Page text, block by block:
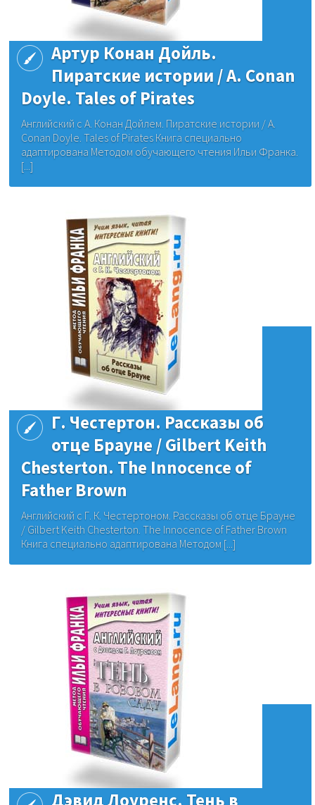
Артур Конан Дойль.
Пиратские истории / A. Conan
Doyle. Tales of Pirates
Английский с А. Конан Дойлем. Пиратские истории / A.
Conan Doyle. Tales of Pirates Книга специально
адаптирована Методом обучающего чтения Ильи Франка.
[...]
Г. Честертон. Рассказы об
отце Брауне / Gilbert Keith
Chesterton. The Innocence of
Father Brown
Английский с Г. К. Честертоном. Рассказы об отце Брауне
/ Gilbert Keith Chesterton. The Innocence of Father Brown
Книга специально адаптирована Методом [...]
Дэвид Лоуренс. Тень в